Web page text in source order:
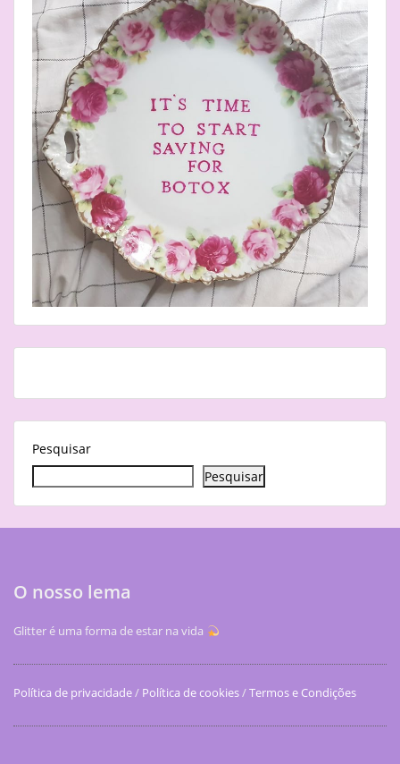
Pesquisar
Pesquisar
O nosso lema
Glitter é uma forma de estar na vida
Política de privacidade/ Política de cookies/Termos e Condições